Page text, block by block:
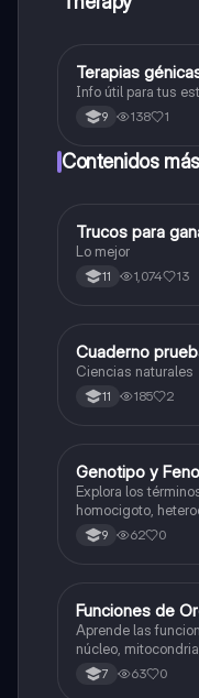
Biologia
Terapias
Info útil para tus
9 138 1
Contenidos
Química
Trucos para
Lo mejor
11 1,074 13
Biologia
Cuaderno
Ciencias naturales
11 185 2
GBiologia
Genotipo y
Explora los
homocigoto,
9 62 0
FBiologia
Funciones de
Aprende las
núcleo,
7 63 0